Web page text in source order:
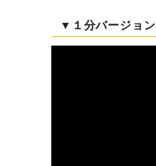
▼１分バージョン